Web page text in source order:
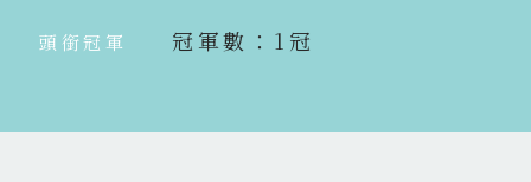
頭銜冠軍 冠軍數：1冠